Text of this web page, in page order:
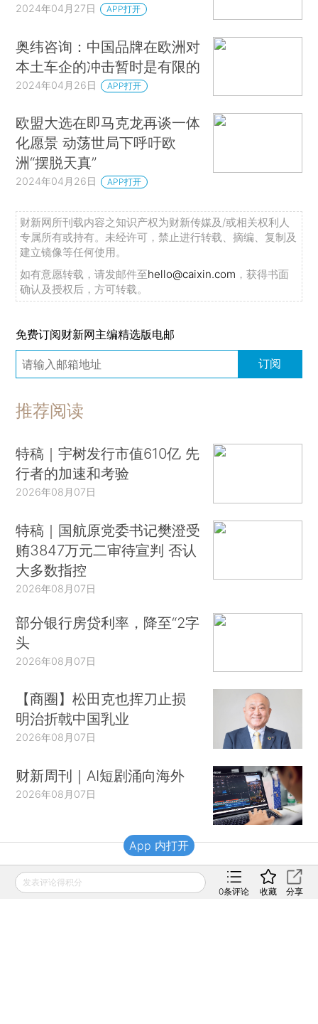
2024年04月27日 APP打开
奥纬咨询：中国品牌在欧洲对
本土车企的冲击暂时是有限的
2024年04月26日 APP打开
欧盟大选在即马克龙再谈一体
化愿景 动荡世局下呼吁欧
洲“摆脱天真”
2024年04月26日 APP打开
财新网所刊载内容之知识产权为财新传媒及/或相关权利人
专属所有或持有。未经许可，禁止进行转载、摘编、复制及
建立镜像等任何使用。
如有意愿转载，请发邮件至hello@caixin.com ，获得书面
确认及授权后，方可转载。
免费订阅财新网主编精选版电邮
订阅
推荐阅读
特稿｜宇树发行市值610亿 先
行者的加速和考验
2026年08月07日
特稿｜国航原党委书记樊澄受
贿3847万元二审待宣判 否认
大多数指控
2026年08月07日
部分银行房贷利率，降至“2字
头
2026年08月07日
【商圈】松田克也挥刀止损
明治折戟中国乳业
2026年08月07日
财新周刊｜AI短剧涌向海外
2026年08月07日
财新移动
发表评论得积分
0条评论 收藏 分享
App 内打开